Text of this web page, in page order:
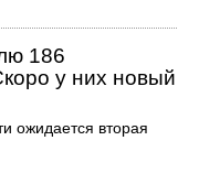
186
у них новый
ожидается вторая